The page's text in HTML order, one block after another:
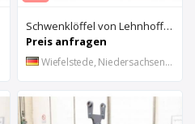
Schwenklöffel von Lehnhoff – 902 Lit
Preis anfragen
Wiefelstede, Niedersachsen, DE